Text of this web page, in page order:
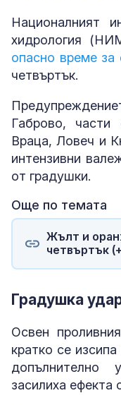
Националният
хидрология
опасно време за
четвъртък.
Габрово,
Враца, Ловеч и
интензивни
от градушки.
Още по темата
Жълт и
четвъртък
Градушка
Освен
кратко се
допълнително
засилиха ефекта